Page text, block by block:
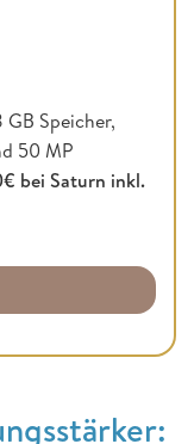
Speicher,
50 MP
bei Saturn inkl.